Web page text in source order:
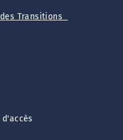
Transitions